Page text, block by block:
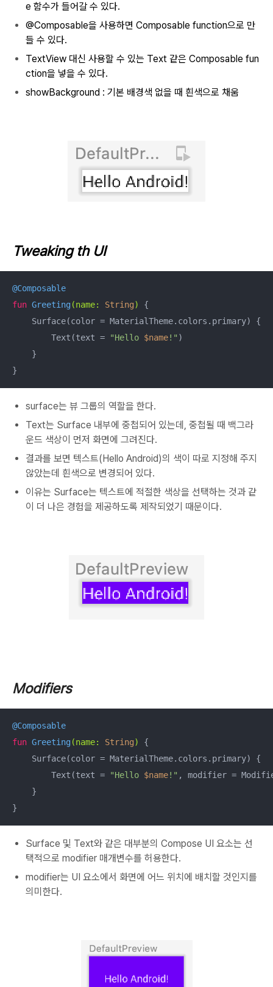
e 함수가 들어갈 수 있다.
@Composable을 사용하면 Composable function으로 만
들 수 있다.
TextView 대신 사용할 수 있는 Text 같은 Composable fun
ction을 넣을 수 있다.
showBackground : 기본 배경색 없을 때 흰색으로 채움
Tweaking th UI
@Composable
fun Greeting (name: String)
{
    Surface(color = MaterialTheme.colors.primary) {
        Text(text =
"Hello $name!" )
    }
}
surface는 뷰 그룹의 역할을 한다.
Text는 Surface 내부에 중첩되어 있는데, 중첩될 때 백그라
운드 색상이 먼저 화면에 그려진다.
결과를 보면 텍스트(Hello Android)의 색이 따로 지정해 주지
않았는데 흰색으로 변경되어 있다.
이유는 Surface는 텍스트에 적절한 색상을 선택하는 것과 같
이 더 나은 경험을 제공하도록 제작되었기 때문이다.
Modifiers
@Composable
fun Greeting (name: String)
{
    Surface(color = MaterialTheme.colors.primary) {
        Text(text =
"Hello $name!" , modifier =
    }
}
Surface 및 Text와 같은 대부분의 Compose UI 요소는 선
택적으로 modifier 매개변수를 허용한다.
modifier는 UI 요소에서 화면에 어느 위치에 배치할 것인지를
의미한다.